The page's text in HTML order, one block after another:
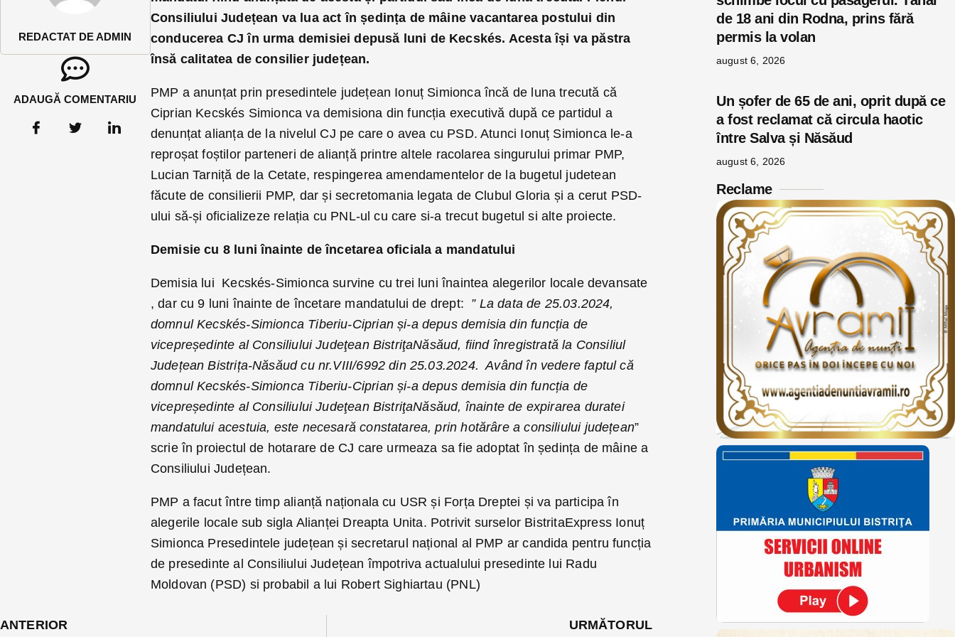
REDACTAT DE ADMIN
ADAUGĂ COMENTARIU
Consiliului Județean va lua act în ședința de mâine vacantarea postului din
conducerea CJ în urma demisiei depusă luni de Kecskés. Acesta își va păstra
însă calitatea de consilier județean.
PMP a anunțat prin presedintele județean Ionuț Simionca încă de luna trecută că
Ciprian Kecskés Simionca va demisiona din funcția executivă după ce partidul a
denunțat alianța de la nivelul CJ pe care o avea cu PSD. Atunci Ionuț Simionca le-a
reproșat foștilor parteneri de alianță printre altele racolarea singurului primar PMP,
Lucian Tarniță de la Cetate, respingerea amendamentelor de la bugetul judetean
făcute de consilierii PMP, dar și secretomania legata de Clubul Gloria și a cerut PSD-
ului să-și oficializeze relația cu PNL-ul cu care si-a trecut bugetul si alte proiecte.
Demisie cu 8 luni înainte de încetarea oficiala a mandatului
Demisia lui Kecskés-Simionca survine cu trei luni înaintea alegerilor locale devansate
, dar cu 9 luni înainte de încetare mandatului de drept: ” La data de 25.03.2024,
domnul Kecskés-Simionca Tiberiu-Ciprian și-a depus demisia din funcția de
vicepreședinte al Consiliului Judeţean BistriţaNăsăud, fiind înregistrată la Consiliul
Județean Bistrița-Năsăud cu nr.VIII/6992 din 25.03.2024. Având în vedere faptul că
domnul Kecskés-Simionca Tiberiu-Ciprian și-a depus demisia din funcția de
vicepreședinte al Consiliului Judeţean BistriţaNăsăud, înainte de expirarea duratei
mandatului acestuia, este necesară constatarea, prin hotărâre a consiliului județean”
scrie în proiectul de hotarare de CJ care urmeaza sa fie adoptat în ședința de mâine a
Consiliului Județean.
PMP a facut între timp alianță naționala cu USR și Forța Dreptei și va participa în
alegerile locale sub sigla Alianței Dreapta Unita. Potrivit surselor BistritaExpress Ionuț
Simionca Presedintele județean și secretarul național al PMP ar candida pentru funcția
de presedinte al Consiliului Județean împotriva actualului presedinte lui Radu
Moldovan (PSD) si probabil a lui Robert Sighiartau (PNL)
ANTERIOR URMĂTORUL
de 18 ani din Rodna, prins fără
permis la volan
august 6, 2026
Un șofer de 65 de ani, oprit după ce
a fost reclamat că circula haotic
între Salva și Năsăud
august 6, 2026
Reclame